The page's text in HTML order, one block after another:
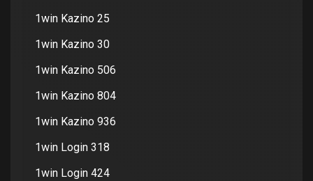
1win Kazino 25
1win Kazino 30
1win Kazino 506
1win Kazino 804
1win Kazino 936
1win Login 318
1win Login 424